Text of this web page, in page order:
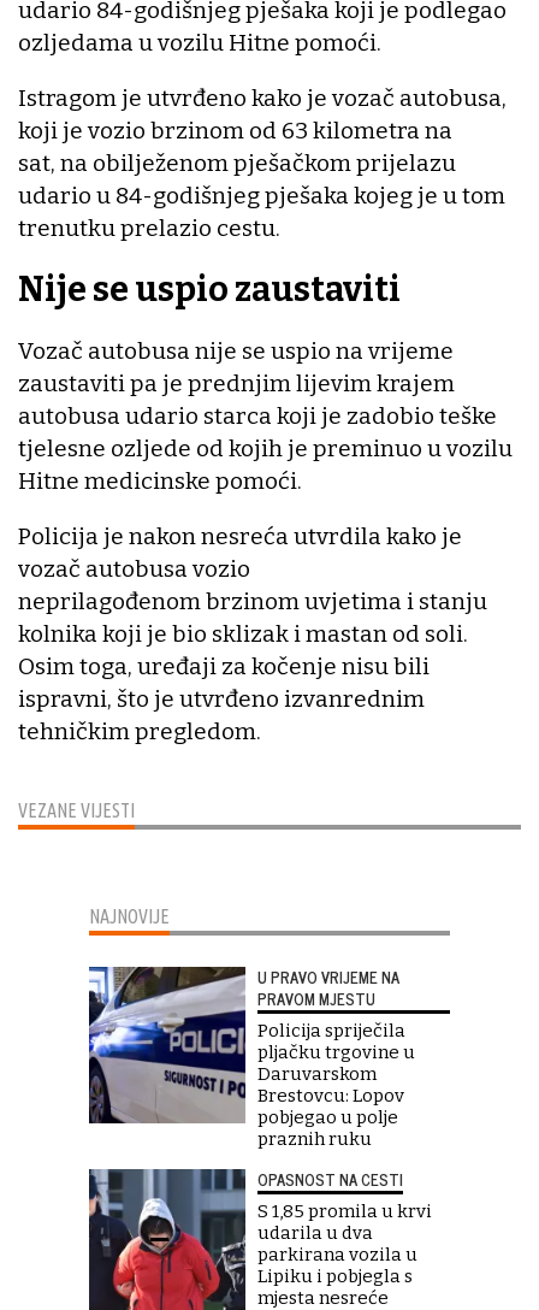
VEZANE VIJESTI
udario 84-godišnjeg pješaka koji je podlegao
ozljedama u vozilu Hitne pomoći.
Istragom je utvrđeno kako je vozač autobusa,
koji je vozio brzinom od 63 kilometra na
sat, na obilježenom pješačkom prijelazu
udario u 84-godišnjeg pješaka kojeg je u tom
trenutku prelazio cestu.
Nije se uspio zaustaviti
Vozač autobusa nije se uspio na vrijeme
zaustaviti pa je prednjim lijevim krajem
autobusa udario starca koji je zadobio teške
tjelesne ozljede od kojih je preminuo u vozilu
Hitne medicinske pomoći.
Policija je nakon nesreća utvrdila kako je
vozač autobusa vozio
neprilagođenom brzinom uvjetima i stanju
kolnika koji je bio sklizak i mastan od soli.
Osim toga, uređaji za kočenje nisu bili
ispravni, što je utvrđeno izvanrednim
tehničkim pregledom.
NAJNOVIJE
U PRAVO VRIJEME NA
PRAVOM MJESTU
Policija spriječila
pljačku trgovine u
Daruvarskom
Brestovcu: Lopov
pobjegao u polje
praznih ruku
OPASNOST NA CESTI
S 1,85 promila u krvi
udarila u dva
parkirana vozila u
Lipiku i pobjegla s
mjesta nesreće